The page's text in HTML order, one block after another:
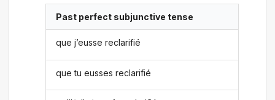
Past perfect subjunctive tense
que j’eusse reclarifié
que tu eusses reclarifié